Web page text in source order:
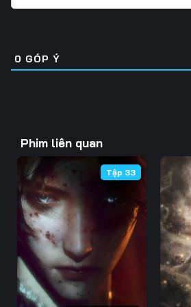
Tập 49
Tập 58
Tập 61 Tập 62
Tập 64 Tập 65
Tập 67 Tập 68
Tập 70 Tập 71
Tập 73
Tập 31 Tập 32
Tập 37 Tập 38
Tập 47
Tập 49 Tập 50
Tập 52 Tập 53
Tập 55 Tập 56
Tập 58 Tập 59
0 GÓP Ý
Phim liên quan
Tập 33